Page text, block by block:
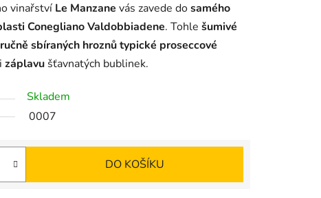
vinařství Le Manzane vás zavede dosamého
Conegliano Valdobbiadene. Tohle šumivé
ručně sbíraných hroznů typické proseccové
záplavu šťavnatých bublinek.
Skladem
0007
DO KOŠÍKU